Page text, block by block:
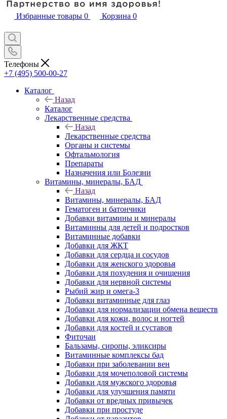
Избранные товары 0 Корзина 0
Телефоны
+7 (495) 500-00-27
Каталог
Назад
Каталог
Лекарственные средства
Назад
Лекарственные средства
Органы и системы
Офтальмология
Препараты
Назначения или Болезни
Витамины, минералы, БАД
Назад
Витамины, минералы, БАД
Гематоген и батончики
Добавки витамины и минералы
Витаминны для детей и подростков
Витаминные добавки
Добавки для ЖКТ
Добавки для сердца и сосудов
Добавки для женского здоровья
Добавки для похудения и очищения
Добавки для нервной системы
Рыбий жир и омега-3
Добавки витаминные для глаз
Добавки для нормализации обмена веществ
Добавки для кожи, волос и ногтей
Добавки для костей и суставов
Фиточаи
Бальзамы, сиропы, эликсиры
Витаминные комплексы бад
Добавки при заболевании вен
Добавки для мочеполовой системы
Добавки для мужского здоровья
Добавки для улучшения памяти
Добавки от вредных привычек
Добавки при простуде